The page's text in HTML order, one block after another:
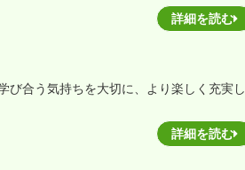
詳細を読む
び合う気持ちを大切に、より楽しく充実し
詳細を読む